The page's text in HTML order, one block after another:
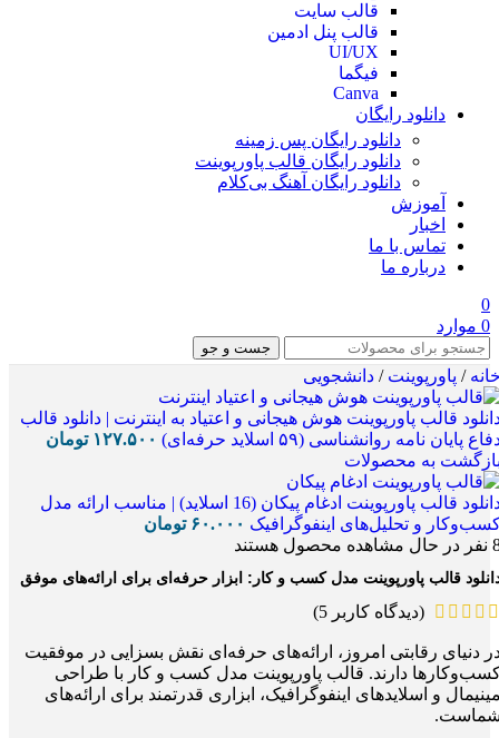
قالب‌ سایت
قالب پنل ادمین
UI/UX
فیگما
Canva
دانلود رایگان
دانلود رایگان پس زمینه
دانلود رایگان قالب‌ پاورپوینت
دانلود رایگان آهنگ بی‌کلام
آموزش
اخبار
تماس با ما
درباره ما
0
0 موارد
جست و جو
/ پاورپوینت/ دانشجویی
قالب پاورپوینت هوش هیجانی و اعتیاد به اینترنت | دانلود قالب
پایان نامه روانشناسی (۵۹ اسلاید حرفه‌ای)
۱۲۷.۵۰۰ تومان
به محصولات
دانلود قالب پاورپوینت ادغام پیکان (16 اسلاید) | مناسب ارائه مدل
و تحلیل‌های اینفوگرافیک ۶۰.۰۰۰ تومان
نفر در حال مشاهده محصول هستند
قالب پاورپوینت مدل کسب و کار: ابزار حرفه‌ای برای ارائه‌های موفق
(دیدگاه کاربر 5
)
دنیای رقابتی امروز، ارائه‌های حرفه‌ای نقش بسزایی در موفقیت
دارند. قالب پاورپوینت مدل کسب و کار با طراحی
و اسلایدهای اینفوگرافیک، ابزاری قدرتمند برای ارائه‌های